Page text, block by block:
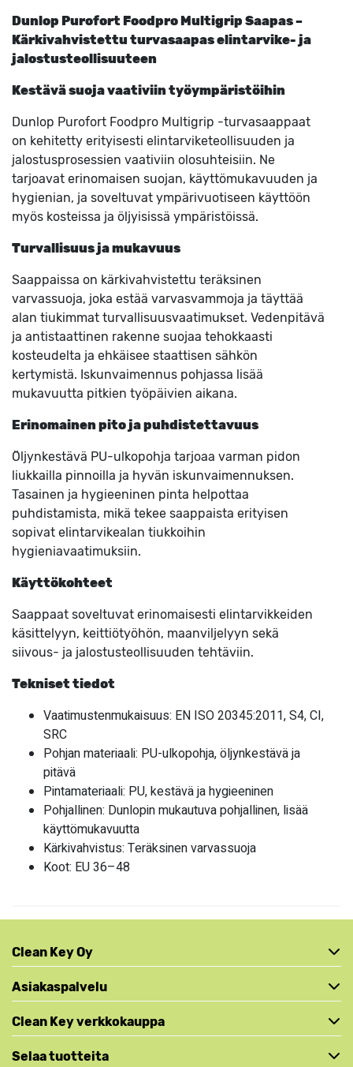
Dunlop Purofort Foodpro Multigrip Saapas –
Kärkivahvistettu turvasaapas elintarvike- ja
jalostusteollisuuteen
Kestävä suoja vaativiin työympäristöihin
Dunlop Purofort Foodpro Multigrip -turvasaappaat
on kehitetty erityisesti elintarviketeollisuuden ja
jalostusprosessien vaativiin olosuhteisiin. Ne
tarjoavat erinomaisen suojan, käyttömukavuuden ja
hygienian, ja soveltuvat ympärivuotiseen käyttöön
myös kosteissa ja öljyisissä ympäristöissä.
Turvallisuus ja mukavuus
Saappaissa on kärkivahvistettu teräksinen
varvassuoja, joka estää varvasvammoja ja täyttää
alan tiukimmat turvallisuusvaatimukset. Vedenpitävä
ja antistaattinen rakenne suojaa tehokkaasti
kosteudelta ja ehkäisee staattisen sähkön
kertymistä. Iskunvaimennus pohjassa lisää
mukavuutta pitkien työpäivien aikana.
Erinomainen pito ja puhdistettavuus
Öljynkestävä PU-ulkopohja tarjoaa varman pidon
liukkailla pinnoilla ja hyvän iskunvaimennuksen.
Tasainen ja hygieeninen pinta helpottaa
puhdistamista, mikä tekee saappaista erityisen
sopivat elintarvikealan tiukkoihin
hygieniavaatimuksiin.
Käyttökohteet
Saappaat soveltuvat erinomaisesti elintarvikkeiden
käsittelyyn, keittiötyöhön, maanviljelyyn sekä
siivous- ja jalostusteollisuuden tehtäviin.
Tekniset tiedot
Vaatimustenmukaisuus: EN ISO 20345:2011, S4, CI,
SRC
Pohjan materiaali: PU-ulkopohja, öljynkestävä ja
pitävä
Pintamateriaali: PU, kestävä ja hygieeninen
Pohjallinen: Dunlopin mukautuva pohjallinen, lisää
käyttömukavuutta
Kärkivahvistus: Teräksinen varvassuoja
Koot: EU 36–48
Clean Key Oy
Asiakaspalvelu
Clean Key verkkokauppa
Selaa tuotteita